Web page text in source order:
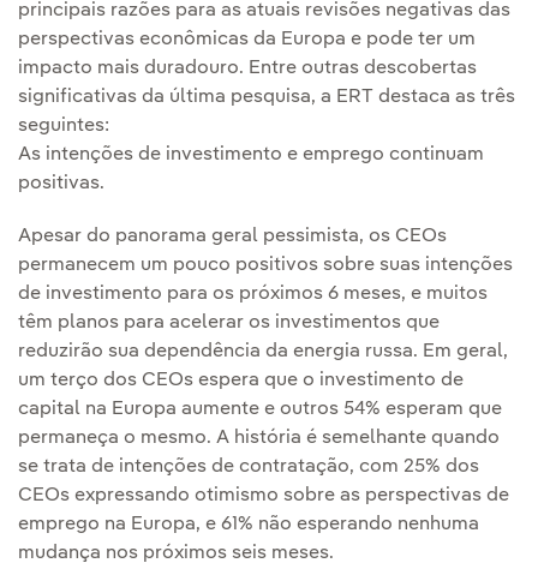
principais razões para as atuais revisões negativas das
perspectivas econômicas da Europa e pode ter um
impacto mais duradouro. Entre outras descobertas
significativas da última pesquisa, a ERT destaca as três
seguintes:
As intenções de investimento e emprego continuam
positivas.
Apesar do panorama geral pessimista, os CEOs
permanecem um pouco positivos sobre suas intenções
de investimento para os próximos 6 meses, e muitos
têm planos para acelerar os investimentos que
reduzirão sua dependência da energia russa. Em geral,
um terço dos CEOs espera que o investimento de
capital na Europa aumente e outros 54% esperam que
permaneça o mesmo. A história é semelhante quando
se trata de intenções de contratação, com 25% dos
CEOs expressando otimismo sobre as perspectivas de
emprego na Europa, e 61% não esperando nenhuma
mudança nos próximos seis meses.